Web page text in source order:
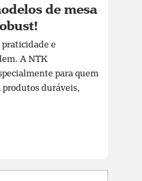
de mesa
praticidade e
A NTK
para quem
produtos duráveis,